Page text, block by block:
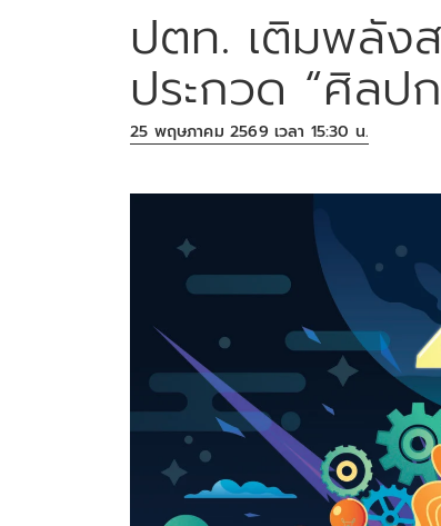
ปตท. เติมพลัง
ประกวด “ศิลป
25 พฤษภาคม 2569 เวลา 15:30 น.